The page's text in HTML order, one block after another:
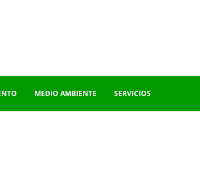
MEDIO AMBIENTE SERVICIOS